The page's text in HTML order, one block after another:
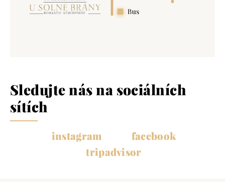
Sledujte nás na sociálních
sítích
instagram
facebook
tripadvisor